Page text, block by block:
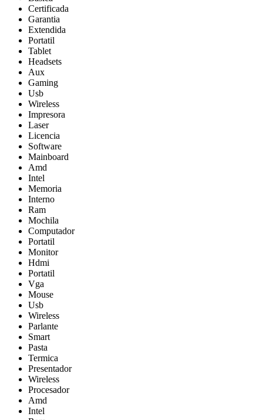
Certificada
Garantia
Extendida
Portatil
Tablet
Headsets
Aux
Gaming
Usb
Wireless
Impresora
Laser
Licencia
Software
Mainboard
Amd
Intel
Memoria
Interno
Ram
Mochila
Computador
Portatil
Monitor
Hdmi
Portatil
Vga
Mouse
Usb
Wireless
Parlante
Smart
Pasta
Termica
Presentador
Wireless
Procesador
Amd
Intel